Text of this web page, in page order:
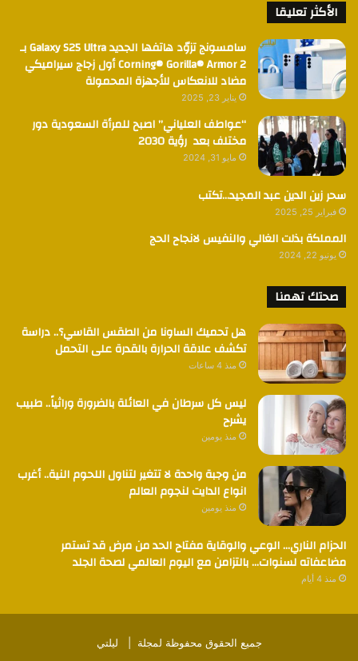
الأكثر تعليقا
سامسونج تزوّد هاتفها الجديد Galaxy S25 Ultra بـ
Corning® Gorilla® Armor 2 أول زجاج سيراميكي
مضاد للانعكاس للأجهزة المحمولة
يناير 23, 2025
“عواطف العلياني” اصبح للمرأة السعودية دور
مختلف بعد رؤية 2030
مايو 31, 2024
سحر زين الدين عبد المجيد…تكتب
فبراير 25, 2025
المملكة بذلت الغالي والنفيس لانجاح الحج
يونيو 22, 2024
صحتك تهمنا
هل تحميك الساونا من الطقس القاسي؟.. دراسة
تكشف علاقة الحرارة بالقدرة على التحمل
منذ 4 ساعات
ليس كل سرطان في العائلة بالضرورة وراثياً.. طبيب
يشرح
منذ يومين
من وجبة واحدة لا تتغير لتناول اللحوم النية.. أغرب
انواع الدايت لنجوم العالم
منذ يومين
الحزام الناري… الوعي والوقاية مفتاح الحد من مرض قد تستمر
مضاعفاته لسنوات… بالتزامن مع اليوم العالمي لصحة الجلد
منذ 4 أيام
جميع الحقوق محفوظة لمجلة | ليلتي